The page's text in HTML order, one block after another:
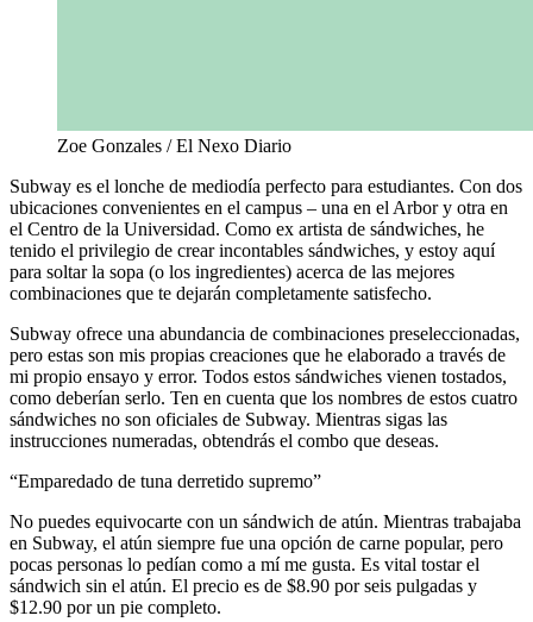
Zoe Gonzales / El Nexo Diario
Subway es el lonche de mediodía perfecto para estudiantes. Con dos
ubicaciones convenientes en el campus – una en el Arbor y otra en
el Centro de la Universidad. Como ex artista de sándwiches, he
tenido el privilegio de crear incontables sándwiches, y estoy aquí
para soltar la sopa (o los ingredientes) acerca de las mejores
combinaciones que te dejarán completamente satisfecho.
Subway ofrece una abundancia de combinaciones preseleccionadas,
pero estas son mis propias creaciones que he elaborado a través de
mi propio ensayo y error. Todos estos sándwiches vienen tostados,
como deberían serlo. Ten en cuenta que los nombres de estos cuatro
sándwiches no son oficiales de Subway. Mientras sigas las
instrucciones numeradas, obtendrás el combo que deseas.
“Emparedado de tuna derretido supremo”
No puedes equivocarte con un sándwich de atún. Mientras trabajaba
en Subway, el atún siempre fue una opción de carne popular, pero
pocas personas lo pedían como a mí me gusta. Es vital tostar el
sándwich sin el atún. El precio es de $8.90 por seis pulgadas y
$12.90 por un pie completo.